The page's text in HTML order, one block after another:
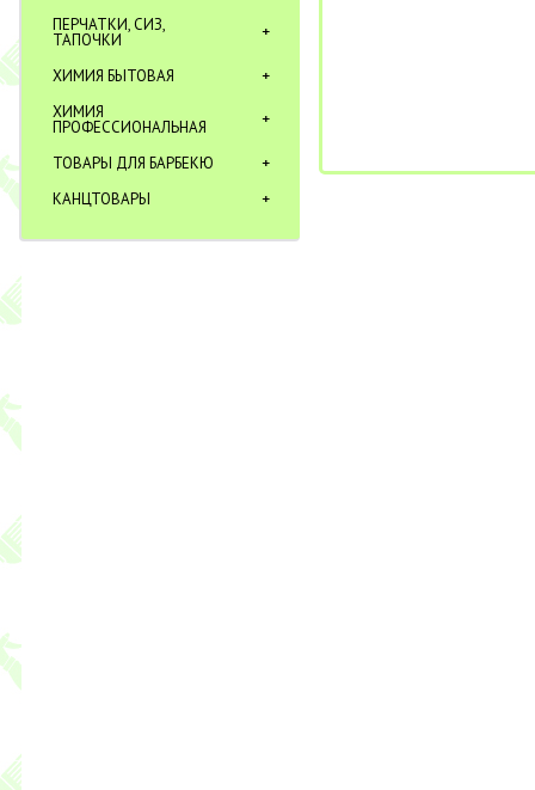
ПЕРЧАТКИ, СИЗ,
ТАПОЧКИ
ХИМИЯ БЫТОВАЯ
ХИМИЯ
ПРОФЕССИОНАЛЬНАЯ
ТОВАРЫ ДЛЯ БАРБЕКЮ
КАНЦТОВАРЫ